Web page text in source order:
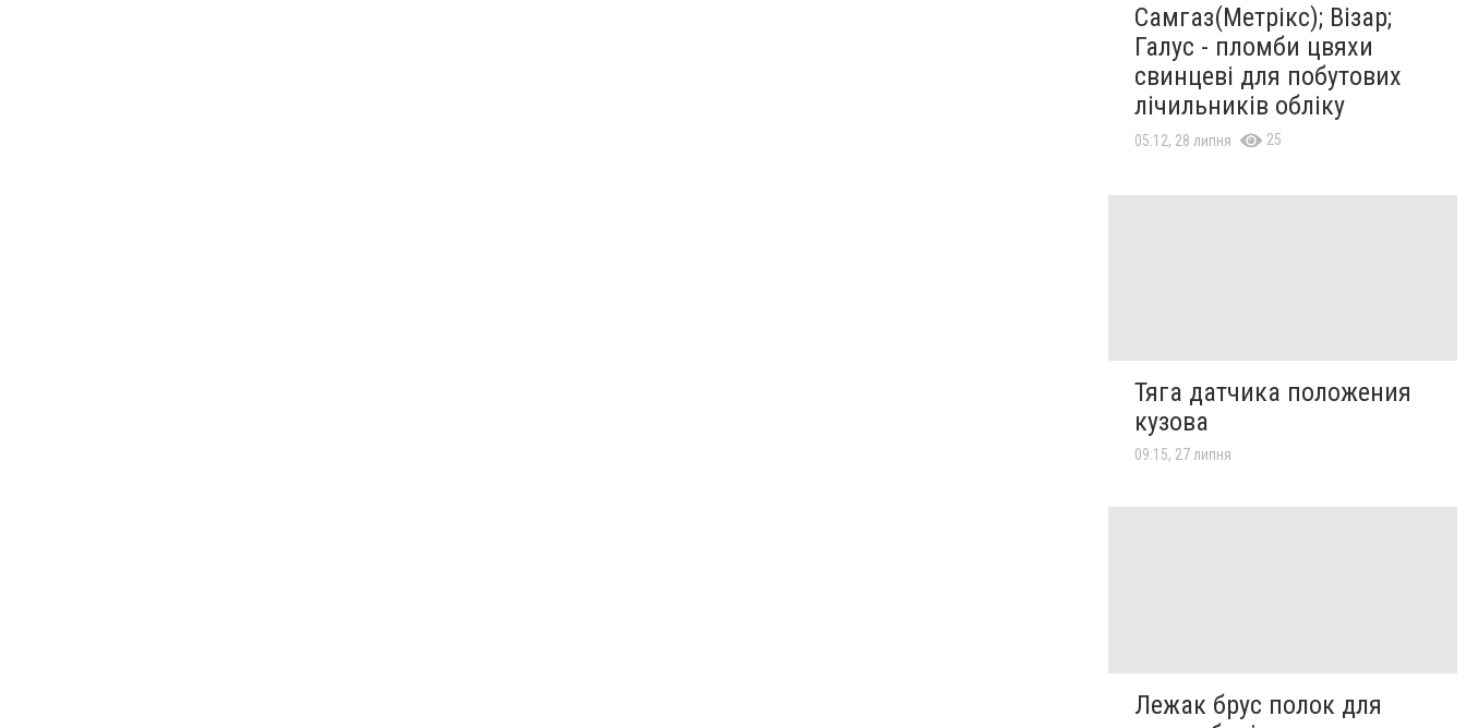
Самгаз(Метрікс); Візар;
Галус - пломби цвяхи
свинцеві для побутових
лічильників обліку
05:12, 28 липня 25
Тяга датчика положения
кузова
09:15, 27 липня
Лежак брус полок для